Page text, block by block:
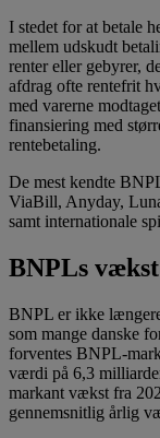
I stedet for at betale
mellem udskudt
renter eller gebyrer,
afdrag ofte rentefrit
med varerne
finansiering med
rentebetaling.
De mest kendte
ViaBill, Anyday,
samt internationale
BNPLs
BNPL er ikke
som mange danske
forventes BNPL-
værdi på 6,3
markant vækst fra
gennemsnitlig årlig